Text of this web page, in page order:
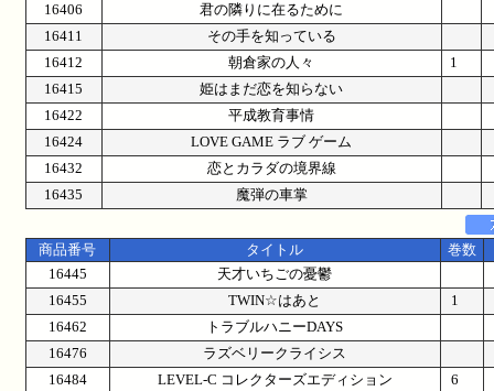
16406
君の隣りに在るために
16411
その手を知っている
16412
朝倉家の人々
1
16415
姫はまだ恋を知らない
16422
平成教育事情
16424
LOVE GAME ラブ ゲーム
16432
恋とカラダの境界線
16435
魔弾の車掌
商品番号 タイトル
巻数
16445
天才いちごの憂鬱
16455
TWIN☆はあと
1
16462
トラブルハニーDAYS
16476
ラズベリークライシス
16484
LEVEL-C コレクターズエディション
6